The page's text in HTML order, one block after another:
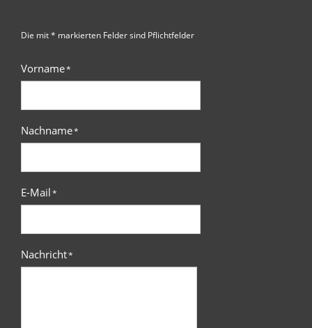
Die mit * markierten Felder sind Pflichtfelder
Vorname*
Nachname*
E-Mail*
Nachricht*